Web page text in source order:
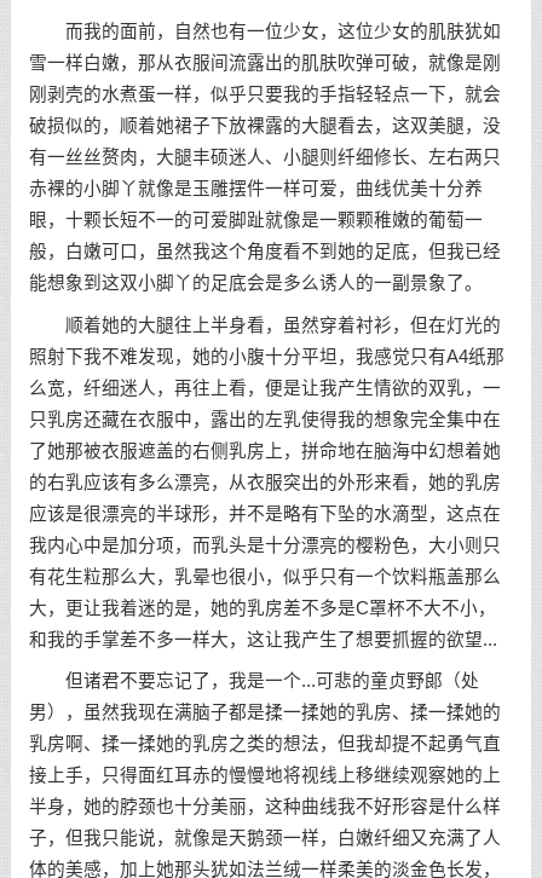
而我的面前，自然也有一位少女，这位少女的肌肤犹如
雪一样白嫩，那从衣服间流露出的肌肤吹弹可破，就像是刚
刚剥壳的水煮蛋一样，似乎只要我的手指轻轻点一下，就会
破损似的，顺着她裙子下放裸露的大腿看去，这双美腿，没
有一丝丝赘肉，大腿丰硕迷人、小腿则纤细修长、左右两只
赤裸的小脚丫就像是玉雕摆件一样可爱，曲线优美十分养
眼，十颗长短不一的可爱脚趾就像是一颗颗稚嫩的葡萄一
般，白嫩可口，虽然我这个角度看不到她的足底，但我已经
能想象到这双小脚丫的足底会是多么诱人的一副景象了。
顺着她的大腿往上半身看，虽然穿着衬衫，但在灯光的
照射下我不难发现，她的小腹十分平坦，我感觉只有A4纸那
么宽，纤细迷人，再往上看，便是让我产生情欲的双乳，一
只乳房还藏在衣服中，露出的左乳使得我的想象完全集中在
了她那被衣服遮盖的右侧乳房上，拼命地在脑海中幻想着她
的右乳应该有多么漂亮，从衣服突出的外形来看，她的乳房
应该是很漂亮的半球形，并不是略有下坠的水滴型，这点在
我内心中是加分项，而乳头是十分漂亮的樱粉色，大小则只
有花生粒那么大，乳晕也很小，似乎只有一个饮料瓶盖那么
大，更让我着迷的是，她的乳房差不多是C罩杯不大不小，
和我的手掌差不多一样大，这让我产生了想要抓握的欲望...
但诸君不要忘记了，我是一个...可悲的童贞野郞（处
男），虽然我现在满脑子都是揉一揉她的乳房、揉一揉她的
乳房啊、揉一揉她的乳房之类的想法，但我却提不起勇气直
接上手，只得面红耳赤的慢慢地将视线上移继续观察她的上
半身，她的脖颈也十分美丽，这种曲线我不好形容是什么样
子，但我只能说，就像是天鹅颈一样，白嫩纤细又充满了人
体的美感，加上她那头犹如法兰绒一样柔美的淡金色长发，